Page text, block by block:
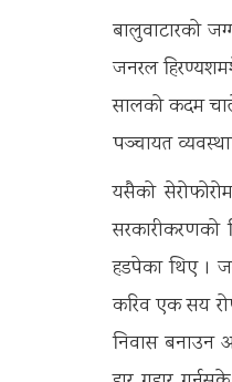
बालुवाटारको
जनरल
सालको कदम
पञ्चायत
यसैको
सरकारीकरणको
हडपेका थिए ।
करिव एक सय
निवास बनाउन